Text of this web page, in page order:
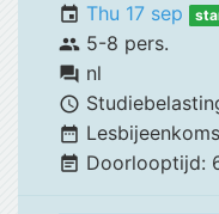
event Thu 17 sep
group 5-8 pers.
forum nl
schedule
date_range
event_note Doorlooptijd: